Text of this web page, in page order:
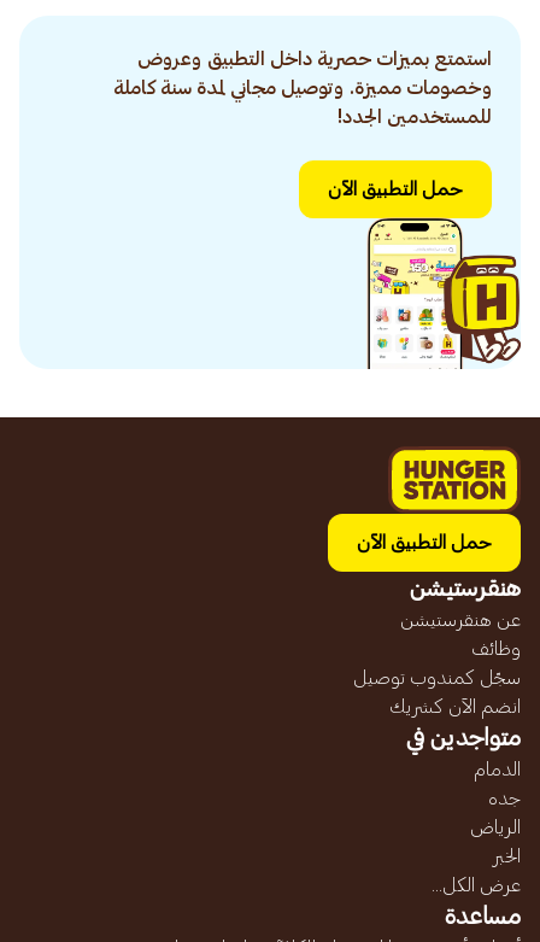
استمتع بميزات حصرية داخل التطبيق وعروض
وخصومات مميزة. وتوصيل مجاني لمدة سنة كاملة
للمستخدمين الجدد!
حمل التطبيق الآن
حمل التطبيق الآن
هنقرستيشن
عن هنقرستيشن
وظائف
سجّل كمندوب توصيل
انضم الآن كشريك
متواجدين في
الدمام
جده
الرياض
الخبر
عرض الكل...
مساعدة